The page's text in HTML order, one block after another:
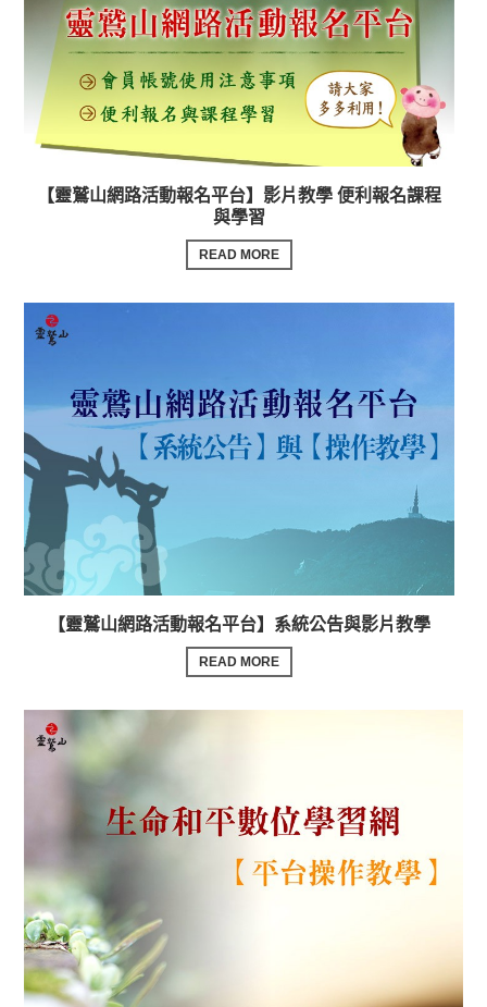
【靈鷲山網路活動報名平台】影片教學 便利報名課程
與學習
READ MORE
【靈鷲山網路活動報名平台】系統公告與影片教學
READ MORE